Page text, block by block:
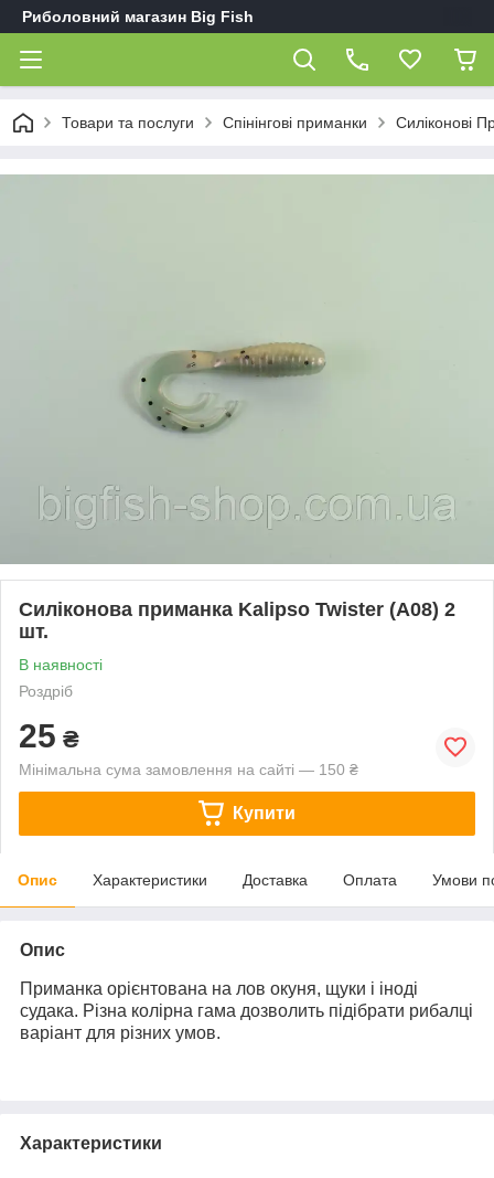
Риболовний магазин Big Fish
Товари та послуги Спінінгові приманки Силіконові
Силіконова приманка Kalipso Twister (A08) 2
шт.
В наявності
Роздріб
25 ₴
Мінімальна сума замовлення на сайті — 150 ₴
Купити
Опис Характеристики Доставка Оплата Умови
Опис
Приманка орієнтована на лов окуня, щуки і іноді
судака. Різна колірна гама дозволить підібрати рибалці
варіант для різних умов.
Характеристики